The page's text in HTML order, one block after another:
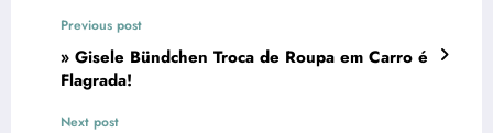
Previous post
» Gisele Bündchen Troca de Roupa em Carro é
Flagrada!
Next post